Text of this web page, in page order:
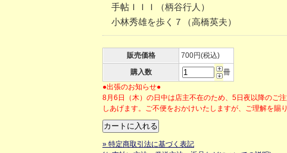
手帖ＩＩＩ（柄谷行人）
小林秀雄を歩く７（高橋英夫）
販売価格
700円(税込)
購入数
冊
●出張のお知らせ●
8月6日（木）の日中は店主不在のため、5日夜以降のご
しあげます。ご不便をおかけいたしますが、ご理解を
» 特定商取引法に基づく表記